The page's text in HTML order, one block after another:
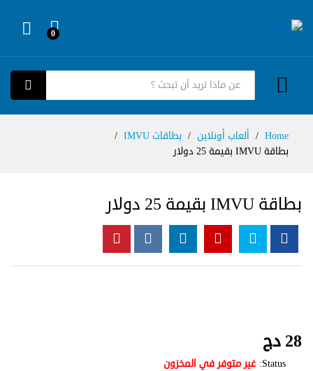
0
كل الفئات
بحث
Home
/ ألعاب أونلاين / بطاقات IMVU
/
بطاقة IMVU بقيمة 25 دولار
بطاقة IMVU بقيمة 25 دولار
28 دج
Status: غير متوفر في المخزون